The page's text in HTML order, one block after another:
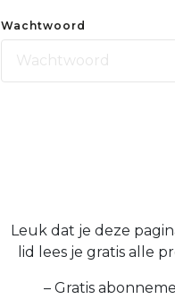
Wachtwoord
Leuk dat je deze
lid lees je gratis alle
– Gratis